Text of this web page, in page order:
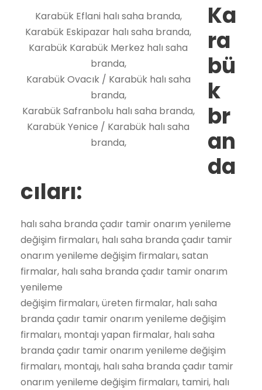
Karabük Eflani halı saha branda,
Karabük Eskipazar halı saha branda,
Karabük Karabük Merkez halı saha
branda,
Karabük Ovacık / Karabük halı saha
branda,
Karabük Safranbolu halı saha branda,
Karabük Yenice / Karabük halı saha
branda,
Ka
ra
bü
k
br
an
da
cıları:
halı saha branda çadır tamir onarım yenileme
değişim firmaları, halı saha branda çadır tamir
onarım yenileme değişim firmaları, satan
firmalar, halı saha branda çadır tamir onarım
yenileme
değişim firmaları, üreten firmalar, halı saha
branda çadır tamir onarım yenileme değişim
firmaları, montajı yapan firmalar, halı saha
branda çadır tamir onarım yenileme değişim
firmaları, montajı, halı saha branda çadır tamir
onarım yenileme değişim firmaları, tamiri, halı